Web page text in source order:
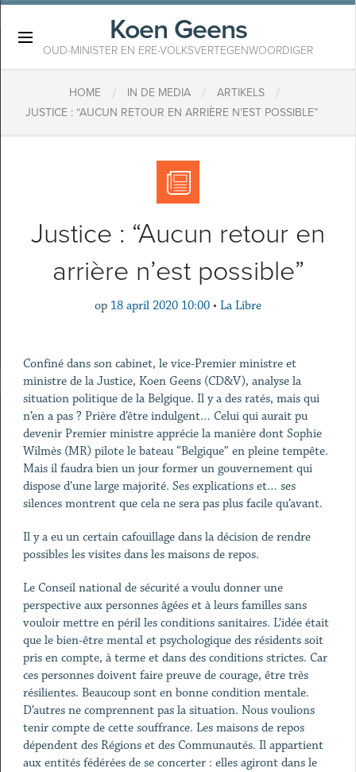
Koen Geens
OUD-MINISTER EN ERE-VOLKSVERTEGENWOORDIGER
HOME / IN DE MEDIA / ARTIKELS /
JUSTICE : “AUCUN RETOUR EN ARRIÈRE N’EST POSSIBLE”
Justice : “Aucun retour en
arrière n’est possible”
op 18 april 2020 10:00 • La Libre
Confiné dans son cabinet, le vice-Premier ministre et
ministre de la Justice, Koen Geens (CD&V), analyse la
situation politique de la Belgique. Il y a des ratés, mais qui
n’en a pas ? Prière d’être indulgent… Celui qui aurait pu
devenir Premier ministre apprécie la manière dont Sophie
Wilmès (MR) pilote le bateau “Belgique” en pleine tempête.
Mais il faudra bien un jour former un gouvernement qui
dispose d’une large majorité. Ses explications et… ses
silences montrent que cela ne sera pas plus facile qu’avant.
Il y a eu un certain cafouillage dans la décision de rendre
possibles les visites dans les maisons de repos.
Le Conseil national de sécurité a voulu donner une
perspective aux personnes âgées et à leurs familles sans
vouloir mettre en péril les conditions sanitaires. L’idée était
que le bien-être mental et psychologique des résidents soit
pris en compte, à terme et dans des conditions strictes. Car
ces personnes doivent faire preuve de courage, être très
résilientes. Beaucoup sont en bonne condition mentale.
D’autres ne comprennent pas la situation. Nous voulions
tenir compte de cette souffrance. Les maisons de repos
dépendent des Régions et des Communautés. Il appartient
aux entités fédérées de se concerter : elles agiront dans le